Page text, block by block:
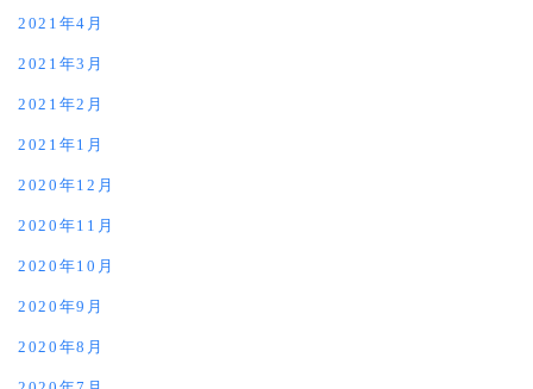
2021年4月
2021年3月
2021年2月
2021年1月
2020年12月
2020年11月
2020年10月
2020年9月
2020年8月